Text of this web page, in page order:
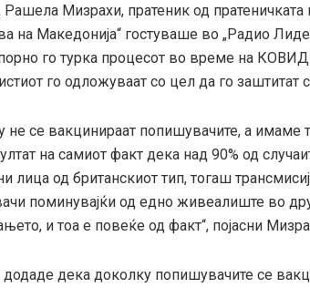
Рашела Мизрахи, пратеник од
на Македонија“ гостуваше во „Радио
го турка процесот во време на
го одложуваат со цел да го заштитат
не се вакцинираат попишувачите, а имаме
на самиот факт дека над 90% од
лица од британскиот тип, тогаш
поминувајќи од едно живеалиште во
и тоа е повеќе од факт“, појасни
дека доколку попишувачите се